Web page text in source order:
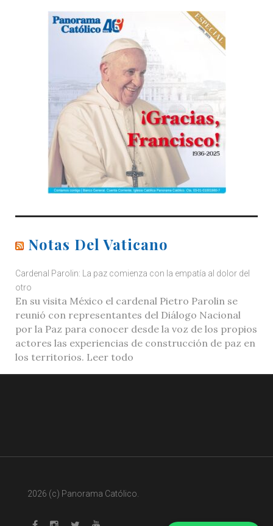
Notas Del Vaticano
Cardenal Parolin: La paz comienza con la empatía al dolor del
otro
En su visita México el cardenal Pietro Parolin se
reunió con representantes del Diálogo Nacional
por la Paz para conocer desde la voz de los propios
actores las experiencias de construcción de paz en
los territorios. Leer todo
2026 (c) Panorama Católico.